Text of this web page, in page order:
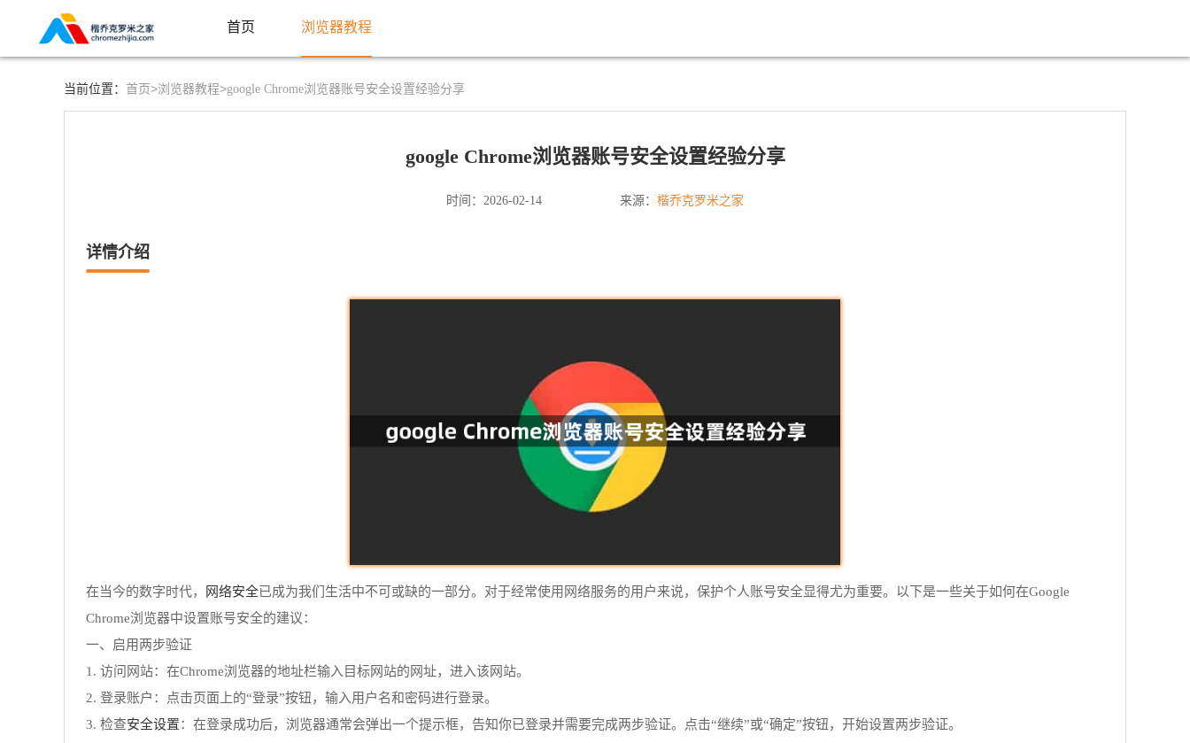
首页 浏览器教程
当前位置： 首页>浏览器教程>google Chrome浏览器账号安全设置经验分享
google Chrome浏览器账号安全设置经验分享
时间：2026-02-14 来源： 楷乔克罗米之家
详情介绍
在当今的数字时代， 网络安全已成为我们生活中不可或缺的一部分。对于经常使用网络服务的用户来说，保护个人账号安全显得尤为重要。以下是一些关于如何在Google
Chrome浏览器中设置账号安全的建议：
一、启用两步验证
1. 访问网站：在Chrome浏览器的地址栏输入目标网站的网址，进入该网站。
2. 登录账户：点击页面上的“登录”按钮，输入用户名和密码进行登录。
3. 检查安全设置：在登录成功后，浏览器通常会弹出一个提示框，告知你已登录并需要完成两步验证。点击“继续”或“确定”按钮，开始设置两步验证。